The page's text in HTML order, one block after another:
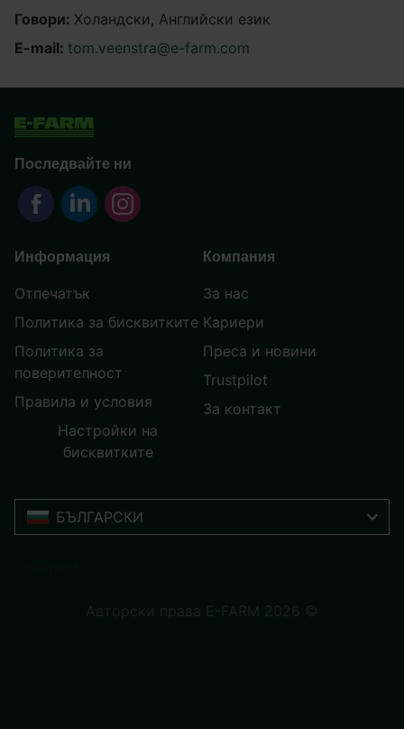
Говори: Холандски, Английски език
E-mail: tom.veenstra@e-farm.com
Последвайте ни
Информация
Отпечатък
Политика за бисквитките
Политика за
поверителност
Правила и условия
Настройки на
бисквитките
Компания
За нас
Кариери
Преса и новини
Trustpilot
За контакт
БЪЛГАРСКИ